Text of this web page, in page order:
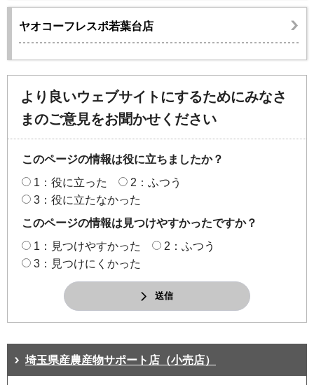
ヤオコーフレスポ若葉台店
より良いウェブサイトにするためにみなさ
まのご意見をお聞かせください
このページの情報は役に立ちましたか？
1：役に立った
2：ふつう
3：役に立たなかった
このページの情報は見つけやすかったですか？
1：見つけやすかった
2：ふつう
3：見つけにくかった
送信
埼玉県産農産物サポート店（小売店）